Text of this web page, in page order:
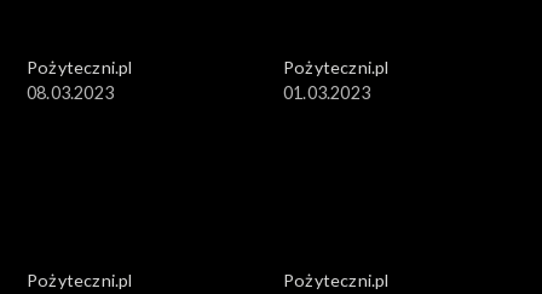
Pożyteczni.pl
08.03.2023
Pożyteczni.pl
01.03.2023
Pożyteczni.pl
Pożyteczni.pl